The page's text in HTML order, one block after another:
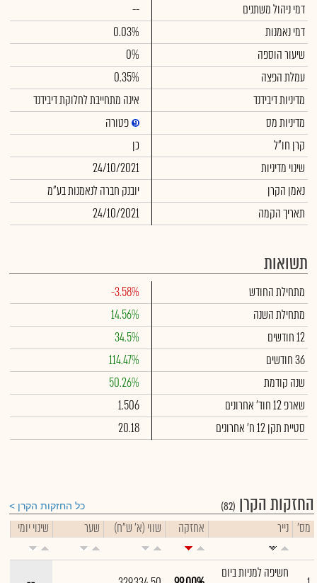
דמי ניהול משתנים
--
דמי נאמנות
0.03%
שיעור הוספה
0%
עמלת הפצה
0.35%
מדיניות דיבידנד
אינה מתחייבת לחלוקת דיבידנד
מדיניות מס
פטורה
קרן חו"ל
כן
שינוי מדיניות
24/10/2021
נאמן הקרן
יובנק חברה לנאמנות בע"מ
תאריך הקמה
24/10/2021
תשואות
מתחילת החודש
-3.58%
מתחילת השנה
14.56%
12 חודשים
34.5%
36 חודשים
114.47%
שנה קודמת
50.26%
שארפ 12 חוד' אחרונים
1.506
סטיית תקן 12 ח' אחרונים
20.18
החזקות הקרן (82) כל החזקות הקרן
מס' נייר אחזקה שווי (א' ש"ח) שער שינוי יומי
חשיפה למניות ביום